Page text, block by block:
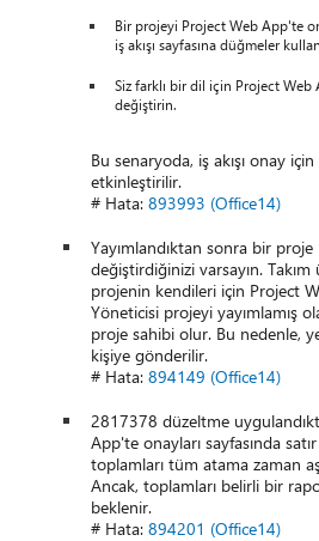
Bir projeyi Project Web App'te
iş akışı sayfasına düğmeler
Siz farklı bir dil için Project
değiştirin.
Bu senaryoda, iş akışı onay
etkinleştirilir.
# Hata:893993 (Office14)
Yayımlandıktan sonra bir
değiştirdiğinizi varsayın.
projenin kendileri için Project
Yöneticisi projeyi yayımlamış
proje sahibi olur. Bu nedenle,
kişiye gönderilir.
# Hata:894149 (Office14)
2817378 düzeltme
App'te onayları sayfasında
toplamları tüm atama zaman
Ancak, toplamları belirli bir
beklenir.
# Hata:894201 (Office14)